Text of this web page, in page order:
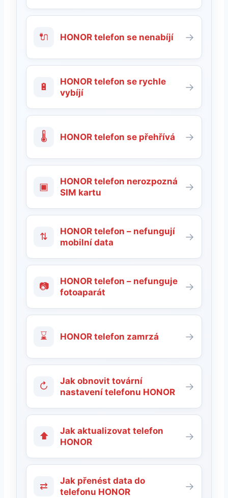
🔌 HONOR telefon se nenabíjí →
🔋
HONOR telefon se rychle
vybíjí
→
🌡 HONOR telefon se přehřívá →
▣
HONOR telefon nerozpozná
SIM kartu
→
⇅
HONOR telefon – nefungují
mobilní data
→
📷
HONOR telefon – nefunguje
fotoaparát
→
⌛ HONOR telefon zamrzá →
↻
Jak obnovit tovární
nastavení telefonu HONOR
→
⬆
Jak aktualizovat telefon
HONOR
→
⇄
Jak přenést data do
telefonu HONOR
→